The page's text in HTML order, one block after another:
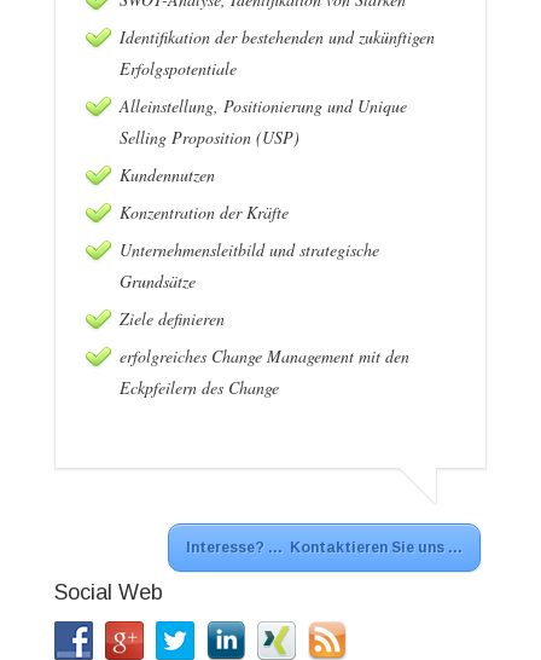
Identifikation der bestehenden und zukünftigen
Erfolgspotentiale
Alleinstellung, Positionierung und Unique
Selling Proposition (USP)
Kundennutzen
Konzentration der Kräfte
Unternehmensleitbild und strategische
Grundsätze
Ziele definieren
erfolgreiches Change Management mit den
Eckpfeilern des Change
Interesse? … Kontaktieren Sie uns …
Social Web